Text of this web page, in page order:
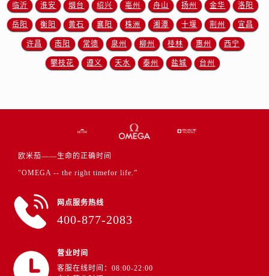
福建省南平市建阳区人民西路欧米茄售后服务中心（需提前预约）
福建省宁德市蕉城区天湖东路欧米茄售后服务中心（需提前预约）
福建省莆田市城厢区霞林街道荔华东大道欧米茄售后服务中心（需提前预约）
临沂 淮安 烟台 绍兴 亳州 舟山 扬州 金华 洛阳
岳阳 衡阳 黄石 襄阳 株洲 湘潭 十堰 荆州 宜昌
许昌 南阳 常德 泉州 柳州 桂林 惠州 西宁
攀枝花 遵义 天水 泰州 盐城 台州
欧米茄——生命的正确时间
"OMEGA -- the right timefor life.”
网点服务热线
400-877-2083
营业时间
客服在线时间：08:00-22:00